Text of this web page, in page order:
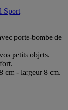
Sport
porte-bombe de
petits objets.
cm - largeur 8 cm.